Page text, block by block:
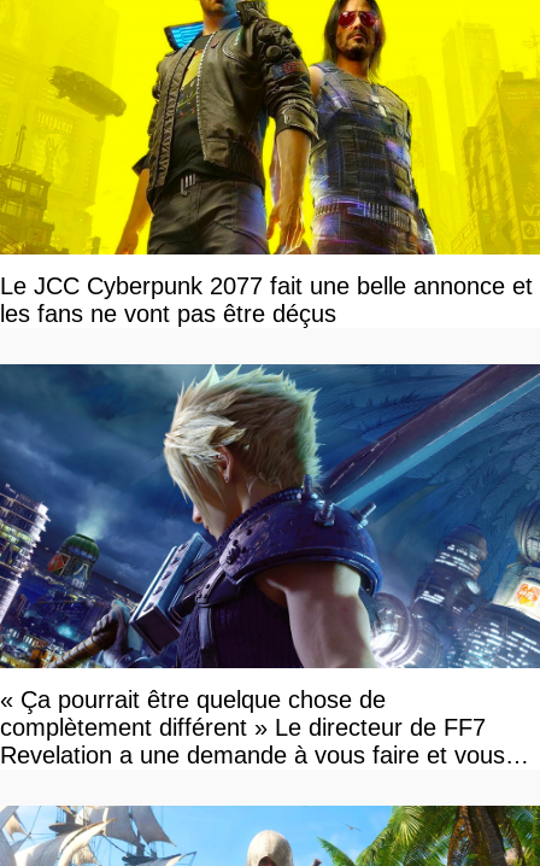
Le JCC Cyberpunk 2077 fait une belle annonce et
les fans ne vont pas être déçus
« Ça pourrait être quelque chose de
complètement différent » Le directeur de FF7
Revelation a une demande à vous faire et vous